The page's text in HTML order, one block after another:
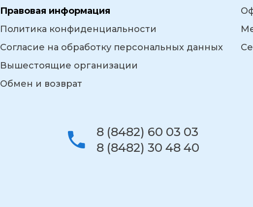
Правовая информация
Политика конфиденциальности
Согласие на обработку персональных данных
Вышестоящие организации
Обмен и возврат
8 (8482) 60 03 03
8 (8482) 30 48 40